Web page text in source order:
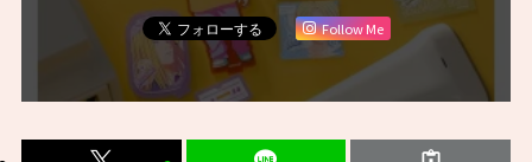
Follow Me